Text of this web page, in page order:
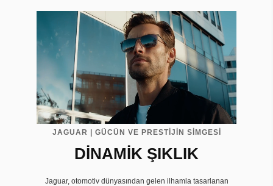
JAGUAR | GÜCÜN VE PRESTİJİN SİMGESİ
DİNAMİK ŞIKLIK
Jaguar, otomotiv dünyasından gelen ilhamla tasarlanan